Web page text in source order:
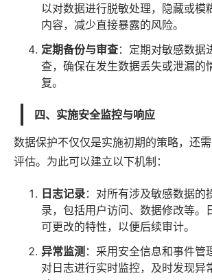
以对数据进行脱敏处理，隐藏或模
内容，减少直接暴露的风险。
定期备份与审查：定期对敏感数据
查，确保在发生数据丢失或泄漏的
复。
四、实施安全监控与响应
数据保护不仅仅是实施初期的策略，还
评估。为此可以建立以下机制：
日志记录：对所有涉及敏感数据的
录，包括用户访问、数据修改等。
可更改的特性，以便后续审计。
异常监测 ：采用安全信息和事件管
对日志进行实时监控，及时发现异